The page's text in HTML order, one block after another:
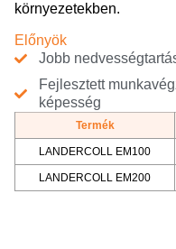
környezetekben.
Előnyök
Jobb
Fejlesztett
képesség
Termék
LANDERCOLL EM100
LANDERCOLL EM200